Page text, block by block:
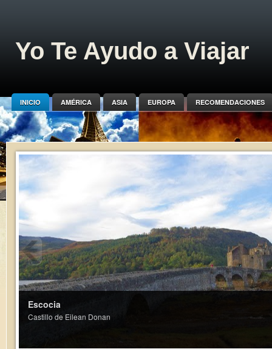
Yo Te Ayudo a Viajar
INICIO AMÉRICA ASIA EUROPA RECOMENDACIONES
Escocia
Castillo de Eilean Donan